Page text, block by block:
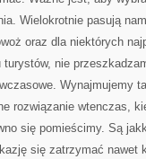
Wielokrotnie pasują
oraz dla niektórych
nie
Wynajmujemy
rozwiązanie wtenczas,
się pomieścimy. Są
się zatrzymać nawet